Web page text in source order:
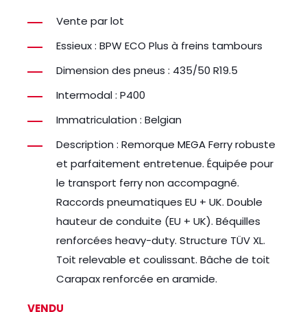
Vente par lot
Essieux : BPW ECO Plus à freins tambours
Dimension des pneus : 435/50 R19.5
Intermodal : P400
Immatriculation : Belgian
Description : Remorque MEGA Ferry robuste
et parfaitement entretenue. Équipée pour
le transport ferry non accompagné.
Raccords pneumatiques EU + UK. Double
hauteur de conduite (EU + UK). Béquilles
renforcées heavy-duty. Structure TÜV XL.
Toit relevable et coulissant. Bâche de toit
Carapax renforcée en aramide.
VENDU